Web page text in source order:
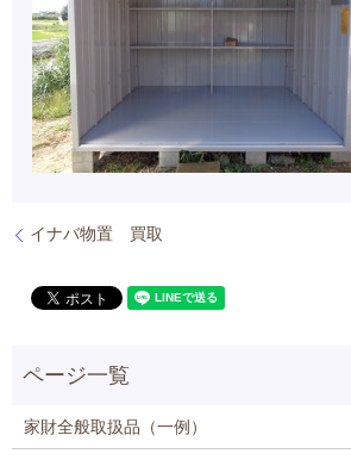
イナバ物置 買取
家財全般取扱品（一例）